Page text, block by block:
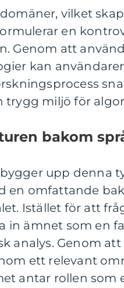
vilket
en
Genom att
kan
trygg miljö för
bakom
upp denna
en omfattande
Istället för att
in ämnet som en
analys. Genom
ett relevant
antar rollen som